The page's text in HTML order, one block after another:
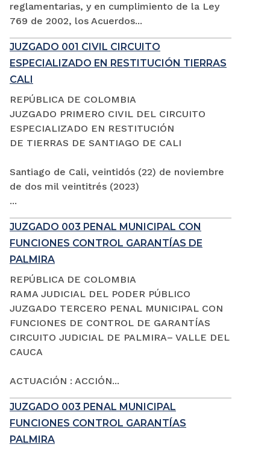
reglamentarias, y en cumplimiento de la Ley
769 de 2002, los Acuerdos...
JUZGADO 001 CIVIL CIRCUITO
ESPECIALIZADO EN RESTITUCIÓN TIERRAS
CALI
REPÚBLICA DE COLOMBIA
JUZGADO PRIMERO CIVIL DEL CIRCUITO
ESPECIALIZADO EN RESTITUCIÓN
DE TIERRAS DE SANTIAGO DE CALI
Santiago de Cali, veintidós (22) de noviembre
de dos mil veintitrés (2023)
...
JUZGADO 003 PENAL MUNICIPAL CON
FUNCIONES CONTROL GARANTÍAS DE
PALMIRA
REPÚBLICA DE COLOMBIA
RAMA JUDICIAL DEL PODER PÚBLICO
JUZGADO TERCERO PENAL MUNICIPAL CON
FUNCIONES DE CONTROL DE GARANTÍAS
CIRCUITO JUDICIAL DE PALMIRA– VALLE DEL
CAUCA
ACTUACIÓN : ACCIÓN...
JUZGADO 003 PENAL MUNICIPAL
FUNCIONES CONTROL GARANTÍAS
PALMIRA